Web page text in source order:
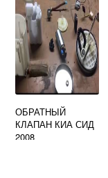
ОБРАТНЫЙ
КЛАПАН КИА СИД
2008